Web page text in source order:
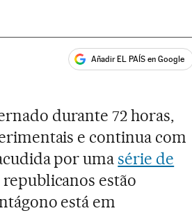
Añadir EL PAÍS en Google
durante 72 horas,
e continua com
por umasérie de
estão
está em